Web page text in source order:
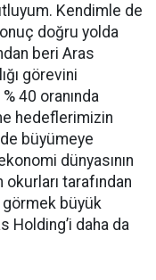
Kendimle de
doğru yolda
beri Aras
görevini
40 oranında
hedeflerimizin
büyümeye
dünyasının
tarafından
büyük
Holding’i daha da